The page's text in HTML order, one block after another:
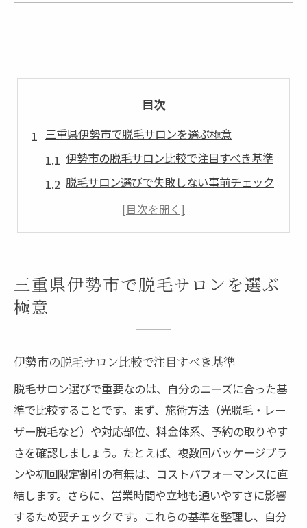
目次
三重県伊勢市で脱毛サロンを選ぶ極意
伊勢市の脱毛サロン比較で注目すべき基準
脱毛サロン選びで失敗しない事前チェック
医療脱毛とサロン脱毛の見極めポイント
メンズ脱毛対応のサロンも徹底比較
脱毛効果と料金を両立した選び方のコツ
脱毛サロン比較から見える伊勢市の特徴
伊勢市に多い脱毛サロンのタイプと傾向
伊勢 脱毛 メンズ で話題のサービス特色
予約の取りやすさから見るサロン事情
口コミで見抜く伊勢市サロンの実力
医療脱毛とエステ脱毛の違いを徹底解説
医療脱毛とエステ脱毛の効果を比較解説
痛みや回数で異なる脱毛体験の実際
三重県伊勢市で脱毛サロンを選ぶ
極意
伊勢市の脱毛サロン比較で注目すべき基準
脱毛サロン選びで重要なのは、自分のニーズに合った基
準で比較することです。まず、施術方法（光脱毛・レー
ザー脱毛など）や対応部位、料金体系、予約の取りやす
さを確認しましょう。たとえば、複数回パッケージプラ
ンや初回限定割引の有無は、コストパフォーマンスに直
結します。さらに、営業時間や立地も通いやすさに影響
するため要チェックです。これらの基準を整理し、自分